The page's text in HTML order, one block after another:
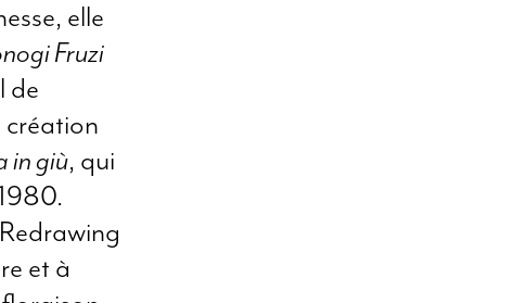
elle
Fruzi
de
création
in giù, qui
et à